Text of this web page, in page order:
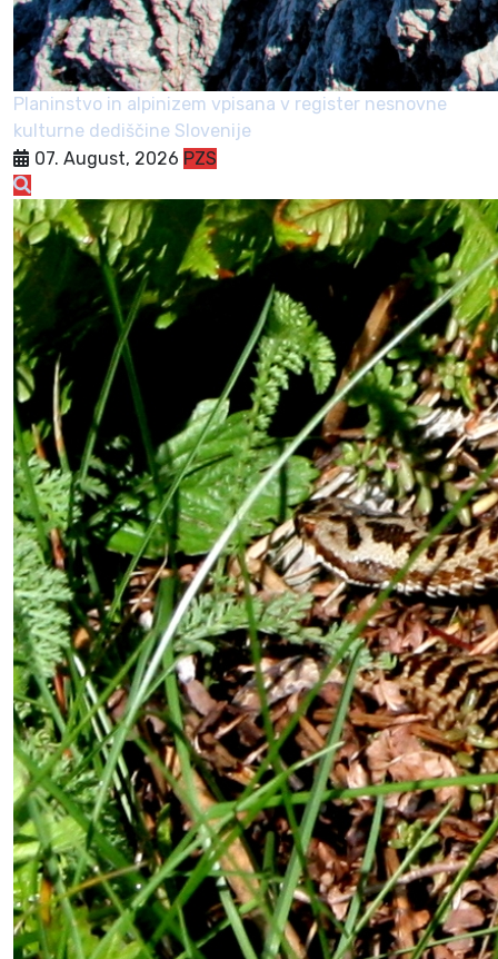
Planinstvo in alpinizem vpisana v register nesnovne
kulturne dediščine Slovenije
07. August, 2026 PZS